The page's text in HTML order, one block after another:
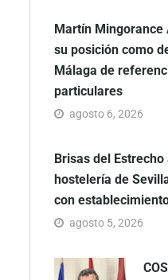
Martín Mingorance
su posición como
Málaga de
particulares
agosto 6, 2026
Brisas del
hostelería de
con
agosto 5, 2026